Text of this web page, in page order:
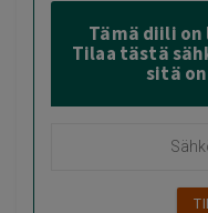
Tämä diili
Tilaa tästä
sitä